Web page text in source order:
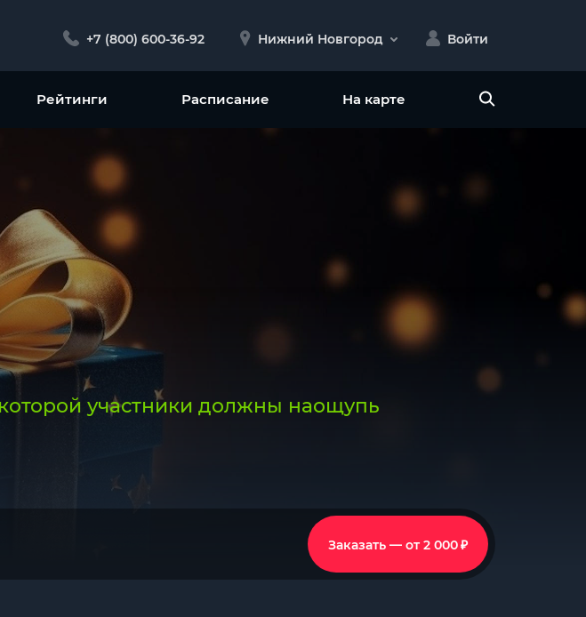
+7 (800) 600-36-92 Нижний Новгород Войти
Рейтинги Расписание На карте
участники должны наощупь
Заказать — от 2 000₽